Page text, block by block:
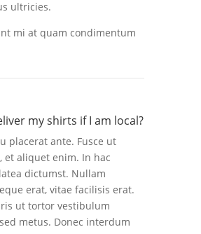
ultricies.
mi at quam condimentum
my shirts if I am local?
placerat ante. Fusce ut
et aliquet enim. In hac
dictumst. Nullam
erat, vitae facilisis erat.
ut tortor vestibulum
metus. Donec interdum